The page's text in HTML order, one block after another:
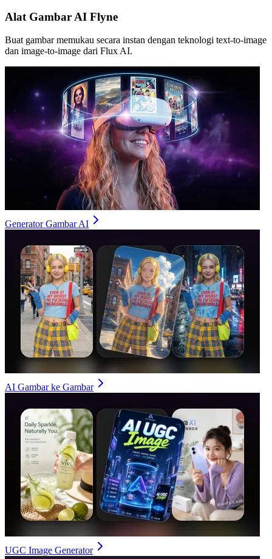
Alat Gambar AI Flyne
Buat gambar memukau secara instan dengan teknologi text-to-image
dan image-to-image dari Flux AI.
Generator Gambar AI
AI Gambar ke Gambar
UGC Image Generator